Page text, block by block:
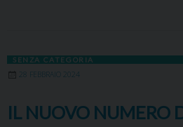
SENZA CATEGORIA
28 FEBBRAIO 2024
IL NUOVO NUMERO